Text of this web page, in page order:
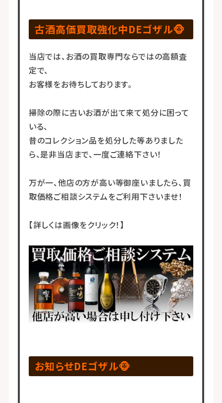
古酒高価買取強化中DEゴザル🐵
当店では、お酒の買取専門ならではの高額査
定で、
お客様をお待ちしております。
掃除の際に古いお酒が出て来て処分に困って
いる、
昔のコレクション品を処分した等ありました
ら、是非当店まで、一度ご連絡下さい！
万が一、他店の方が高い等御座いましたら、買
取価格ご相談システムをご利用下さいませ！
【詳しくは画像をクリック！】
お知らせDEゴザル🐵